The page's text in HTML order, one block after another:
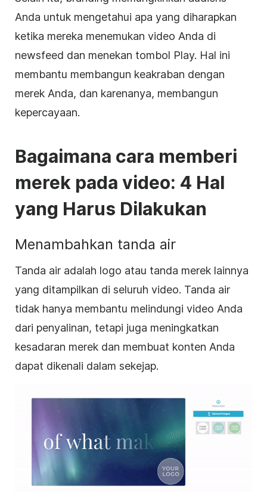
Anda untuk mengetahui apa yang diharapkan
ketika mereka menemukan video Anda di
newsfeed dan menekan tombol Play. Hal ini
membantu membangun keakraban dengan
merek Anda, dan karenanya, membangun
kepercayaan.
Bagaimana cara memberi
merek pada video: 4 Hal
yang Harus Dilakukan
Menambahkan tanda air
Tanda air adalah logo atau tanda merek lainnya
yang ditampilkan di seluruh video. Tanda air
tidak hanya membantu melindungi video Anda
dari penyalinan, tetapi juga meningkatkan
kesadaran merek dan membuat konten Anda
dapat dikenali dalam sekejap.